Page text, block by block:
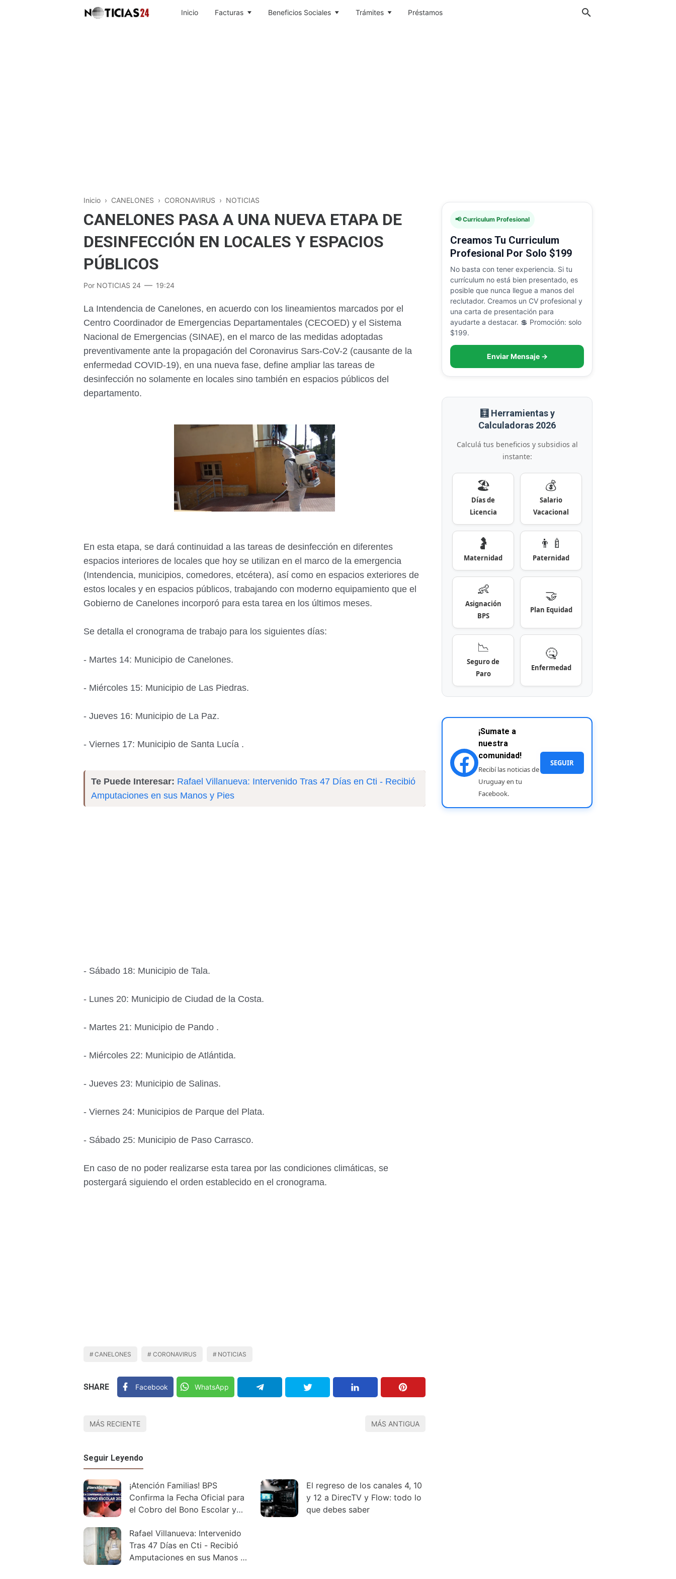
Inicio Facturas Beneficios Sociales Trámites Préstamos
Inicio › CANELONES › CORONAVIRUS › NOTICIAS
CANELONES PASA A UNA NUEVA ETAPA DE
DESINFECCIÓN EN LOCALES Y ESPACIOS
PÚBLICOS
Por NOTICIAS 24 19:24
La Intendencia de Canelones, en acuerdo con los lineamientos marcados por el
Centro Coordinador de Emergencias Departamentales (CECOED) y el Sistema
Nacional de Emergencias (SINAE), en el marco de las medidas adoptadas
preventivamente ante la propagación del Coronavirus Sars-CoV-2 (causante de la
enfermedad COVID-19), en una nueva fase, define ampliar las tareas de
desinfección no solamente en locales sino también en espacios públicos del
departamento.
En esta etapa, se dará continuidad a las tareas de desinfección en diferentes
espacios interiores de locales que hoy se utilizan en el marco de la emergencia
(Intendencia, municipios, comedores, etcétera), así como en espacios exteriores de
estos locales y en espacios públicos, trabajando con moderno equipamiento que el
Gobierno de Canelones incorporó para esta tarea en los últimos meses.
Se detalla el cronograma de trabajo para los siguientes días:
- Martes 14: Municipio de Canelones.
- Miércoles 15: Municipio de Las Piedras.
- Jueves 16: Municipio de La Paz.
- Viernes 17: Municipio de Santa Lucía .
Te Puede Interesar: Rafael Villanueva: Intervenido Tras 47 Días en Cti - Recibió
Amputaciones en sus Manos y Pies
- Sábado 18: Municipio de Tala.
- Lunes 20: Municipio de Ciudad de la Costa.
- Martes 21: Municipio de Pando .
- Miércoles 22: Municipio de Atlántida.
- Jueves 23: Municipio de Salinas.
- Viernes 24: Municipios de Parque del Plata.
- Sábado 25: Municipio de Paso Carrasco.
En caso de no poder realizarse esta tarea por las condiciones climáticas, se
postergará siguiendo el orden establecido en el cronograma.
CANELONES CORONAVIRUS NOTICIAS
SHARE Facebook WhatsApp
MÁS RECIENTE MÁS ANTIGUA
Seguir Leyendo
¡Atención Familias! BPS
Confirma la Fecha Oficial para
el Cobro del Bono Escolar y
El regreso de los canales 4, 10
y 12 a DirecTV y Flow: todo lo
que debes saber
Rafael Villanueva: Intervenido
Tras 47 Días en Cti - Recibió
Amputaciones en sus Manos y
📢 Curriculum Profesional
Creamos Tu Curriculum
Profesional Por Solo $199
No basta con tener experiencia. Si tu
currículum no está bien presentado, es
posible que nunca llegue a manos del
reclutador. Creamos un CV profesional y
una carta de presentación para
ayudarte a destacar. 💲 Promoción: solo
$199.
Enviar Mensaje →
🧮 Herramientas y
Calculadoras 2026
Calculá tus beneficios y subsidios al
instante:
🏖️
Días de
Licencia
💰
Salario
Vacacional
🤰
Maternidad
👨‍🍼
Paternidad
👶
Asignación
BPS
🤝
Plan Equidad
📉
Seguro de
Paro
🤒
Enfermedad
¡Sumate a
nuestra
comunidad!
Recibí las noticias de
Uruguay en tu
Facebook.
SEGUIR